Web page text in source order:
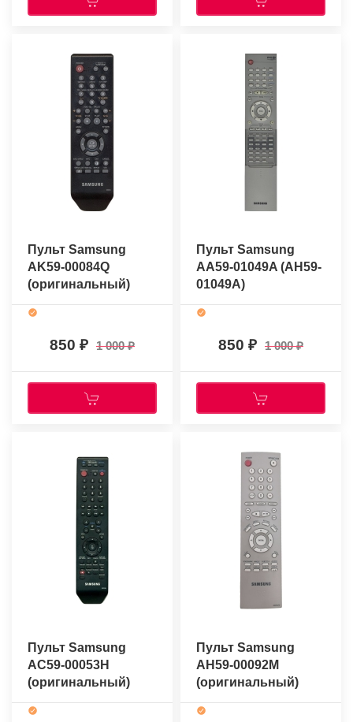
Пульт Samsung
AK59-00084Q
(оригинальный)
850 1 000
Пульт Samsung
AA59-01049A (AH59-
01049A)
(оригинальный)
850 1 000
Пульт Samsung
AC59-00053H
(оригинальный)
Пульт Samsung
AH59-00092M
(оригинальный)